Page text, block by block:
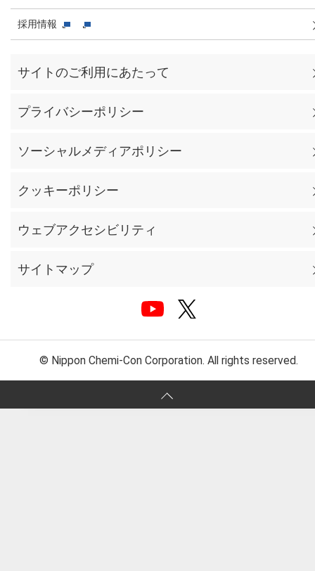
採用情報
サイトのご利用にあたって
プライバシーポリシー
ソーシャルメディアポリシー
クッキーポリシー
ウェブアクセシビリティ
サイトマップ
© Nippon Chemi-Con Corporation. All rights reserved.